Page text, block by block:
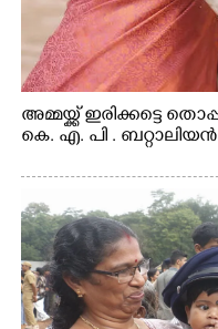
അമ്മയ്ക്ക് ഇരിക്കട്ടെ
കെ. എ. പി .